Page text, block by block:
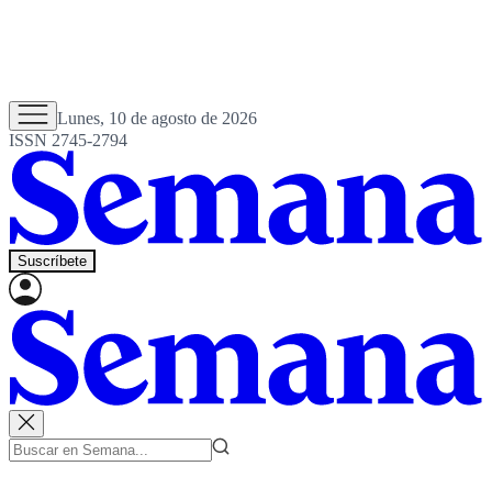
Lunes, 10 de agosto de 2026
ISSN 2745-2794
Suscríbete